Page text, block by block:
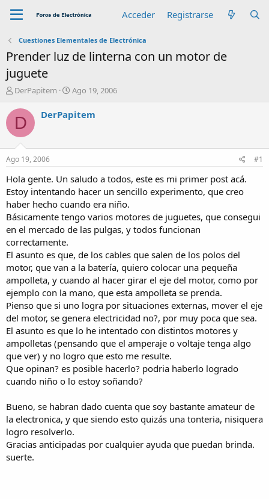
Acceder Registrarse
Cuestiones Elementales de Electrónica
Prender luz de linterna con un motor de
juguete
A
t
r
DerPapitem
F
c
n
c
i
o
Ago 19, 2006
D DerPapitem
Ago 19, 2006 #1
Hola gente. Un saludo a todos, este es mi primer post acá.
Estoy intentando hacer un sencillo experimento, que creo
haber hecho cuando era niño.
Básicamente tengo varios motores de juguetes, que consegui
en el mercado de las pulgas, y todos funcionan
correctamente.
El asunto es que, de los cables que salen de los polos del
motor, que van a la batería, quiero colocar una pequeña
ampolleta, y cuando al hacer girar el eje del motor, como por
ejemplo con la mano, que esta ampolleta se prenda.
Pienso que si uno logra por situaciones externas, mover el eje
del motor, se genera electricidad no?, por muy poca que sea.
El asunto es que lo he intentado con distintos motores y
ampolletas (pensando que el amperaje o voltaje tenga algo
que ver) y no logro que esto me resulte.
Que opinan? es posible hacerlo? podria haberlo logrado
cuando niño o lo estoy soñando?
Bueno, se habran dado cuenta que soy bastante amateur de
la electronica, y que siendo esto quizás una tonteria, nisiquera
logro resolverlo.
Gracias anticipadas por cualquier ayuda que puedan brinda.
suerte.